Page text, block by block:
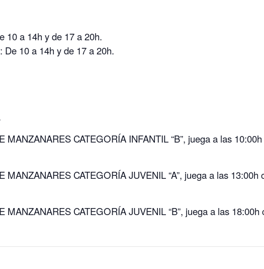
10 a 14h y de 17 a 20h.
De 10 a 14h y de 17 a 20h.
MANZANARES CATEGORÍA INFANTIL “B”, juega a las
MANZANARES CATEGORÍA JUVENIL “A”, juega a las
MANZANARES CATEGORÍA JUVENIL “B”, juega a las